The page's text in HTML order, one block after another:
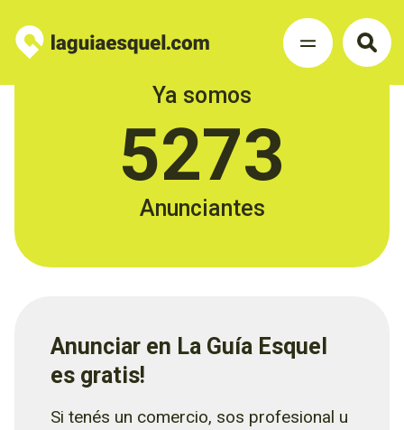
Ya somos
5273
Anunciantes
Anunciar en La Guía Esquel
es gratis!
Si tenés un comercio, sos profesional u